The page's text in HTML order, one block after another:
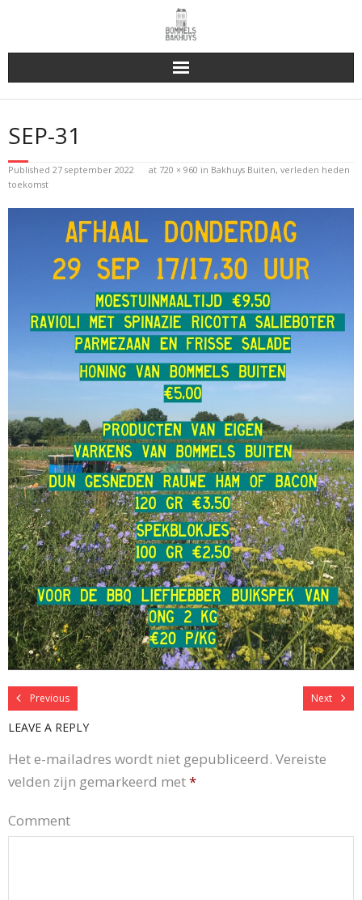
Bakhuys Buiten, verleden heden toekomst
Reserveren & Bestellen
Bommels Buiten
SEP-31
Published 27 september 2022 at 720 × 960 in Bakhuys Buiten, verleden heden
toekomst
Previous Next
LEAVE A REPLY
Het e-mailadres wordt niet gepubliceerd. Vereiste
velden zijn gemarkeerd met*
Comment